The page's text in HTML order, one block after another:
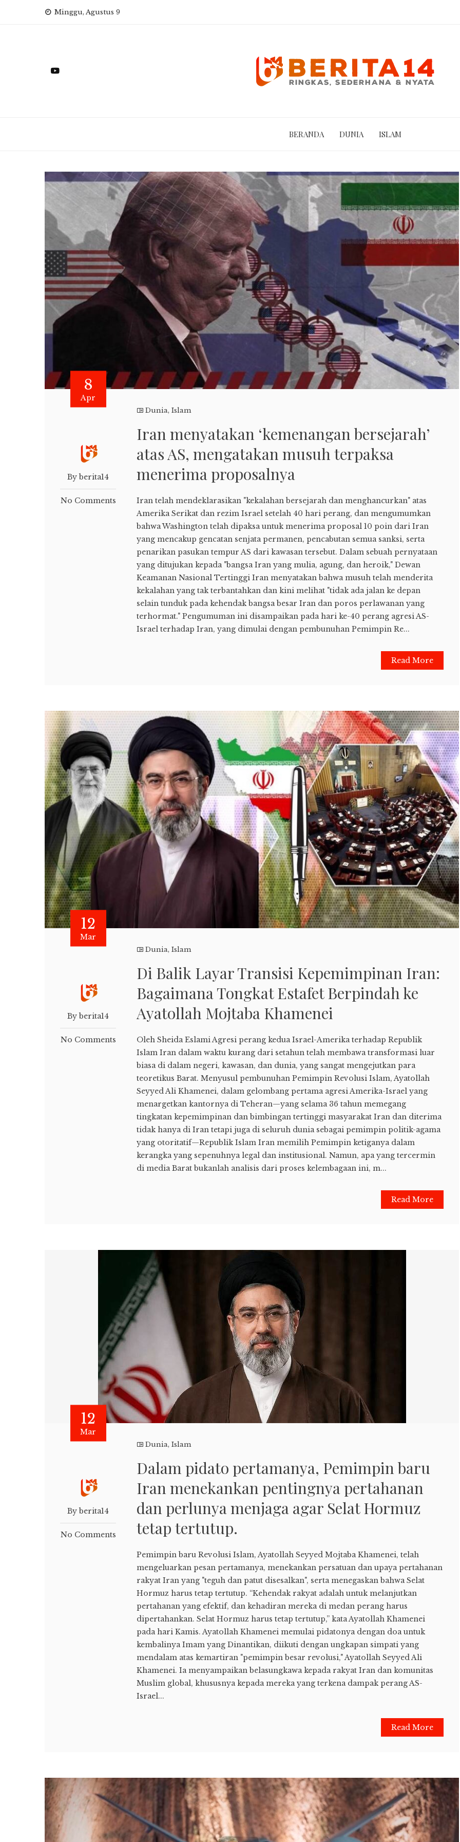
Minggu, Agustus 9
BERANDA DUNIA ISLAM
8
Apr
By berita14
No Comments
Dunia,Islam
Iran menyatakan ‘kemenangan bersejarah’
atas AS, mengatakan musuh terpaksa
menerima proposalnya
Iran telah mendeklarasikan "kekalahan bersejarah dan menghancurkan" atas
Amerika Serikat dan rezim Israel setelah 40 hari perang, dan mengumumkan
bahwa Washington telah dipaksa untuk menerima proposal 10 poin dari Iran
yang mencakup gencatan senjata permanen, pencabutan semua sanksi, serta
penarikan pasukan tempur AS dari kawasan tersebut. Dalam sebuah pernyataan
yang ditujukan kepada "bangsa Iran yang mulia, agung, dan heroik," Dewan
Keamanan Nasional Tertinggi Iran menyatakan bahwa musuh telah menderita
kekalahan yang tak terbantahkan dan kini melihat "tidak ada jalan ke depan
selain tunduk pada kehendak bangsa besar Iran dan poros perlawanan yang
terhormat." Pengumuman ini disampaikan pada hari ke-40 perang agresi AS-
Israel terhadap Iran, yang dimulai dengan pembunuhan Pemimpin Re...
Read More
12
Mar
By berita14
No Comments
Dunia,Islam
Di Balik Layar Transisi Kepemimpinan Iran:
Bagaimana Tongkat Estafet Berpindah ke
Ayatollah Mojtaba Khamenei
Oleh Sheida Eslami Agresi perang kedua Israel-Amerika terhadap Republik
Islam Iran dalam waktu kurang dari setahun telah membawa transformasi luar
biasa di dalam negeri, kawasan, dan dunia, yang sangat mengejutkan para
teoretikus Barat. Menyusul pembunuhan Pemimpin Revolusi Islam, Ayatollah
Seyyed Ali Khamenei, dalam gelombang pertama agresi Amerika-Israel yang
menargetkan kantornya di Teheran—yang selama 36 tahun memegang
tingkatan kepemimpinan dan bimbingan tertinggi masyarakat Iran dan diterima
tidak hanya di Iran tetapi juga di seluruh dunia sebagai pemimpin politik-agama
yang otoritatif—Republik Islam Iran memilih Pemimpin ketiganya dalam
kerangka yang sepenuhnya legal dan institusional. Namun, apa yang tercermin
di media Barat bukanlah analisis dari proses kelembagaan ini, m...
Read More
12
Mar
By berita14
No Comments
Dunia,Islam
Dalam pidato pertamanya, Pemimpin baru
Iran menekankan pentingnya pertahanan
dan perlunya menjaga agar Selat Hormuz
tetap tertutup.
Pemimpin baru Revolusi Islam, Ayatollah Seyyed Mojtaba Khamenei, telah
mengeluarkan pesan pertamanya, menekankan persatuan dan upaya pertahanan
rakyat Iran yang "teguh dan patut disesalkan", serta menegaskan bahwa Selat
Hormuz harus tetap tertutup. “Kehendak rakyat adalah untuk melanjutkan
pertahanan yang efektif, dan kehadiran mereka di medan perang harus
dipertahankan. Selat Hormuz harus tetap tertutup,” kata Ayatollah Khamenei
pada hari Kamis. Ayatollah Khamenei memulai pidatonya dengan doa untuk
kembalinya Imam yang Dinantikan, diikuti dengan ungkapan simpati yang
mendalam atas kemartiran "pemimpin besar revolusi," Ayatollah Seyyed Ali
Khamenei. Ia menyampaikan belasungkawa kepada rakyat Iran dan komunitas
Muslim global, khususnya kepada mereka yang terkena dampak perang AS-
Israel...
Read More